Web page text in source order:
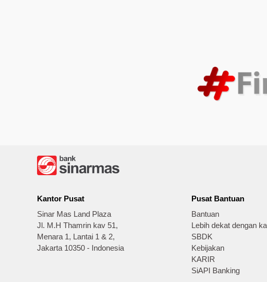
Kantor Pusat
Sinar Mas Land Plaza
Jl. M.H Thamrin kav 51,
Menara 1, Lantai 1 & 2,
Jakarta 10350 - Indonesia
Pusat Bantuan
Bantuan
Lebih dekat dengan
SBDK
Kebijakan
KARIR
SiAPI Banking